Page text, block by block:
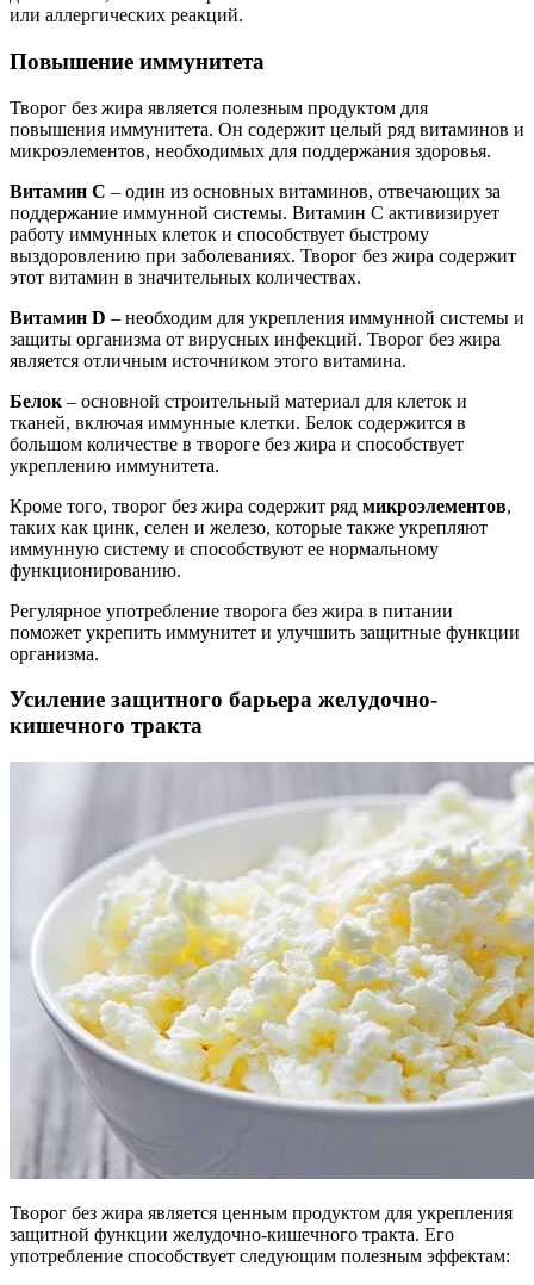
или аллергических реакций.
Повышение иммунитета
Творог без жира является полезным продуктом для
повышения иммунитета. Он содержит целый ряд витаминов и
микроэлементов, необходимых для поддержания здоровья.
Витамин С – один из основных витаминов, отвечающих за
поддержание иммунной системы. Витамин С активизирует
работу иммунных клеток и способствует быстрому
выздоровлению при заболеваниях. Творог без жира содержит
этот витамин в значительных количествах.
Витамин D – необходим для укрепления иммунной системы и
защиты организма от вирусных инфекций. Творог без жира
является отличным источником этого витамина.
Белок – основной строительный материал для клеток и
тканей, включая иммунные клетки. Белок содержится в
большом количестве в твороге без жира и способствует
укреплению иммунитета.
Кроме того, творог без жира содержит ряд микроэлементов,
таких как цинк, селен и железо, которые также укрепляют
иммунную систему и способствуют ее нормальному
функционированию.
Регулярное употребление творога без жира в питании
поможет укрепить иммунитет и улучшить защитные функции
организма.
Усиление защитного барьера желудочно-
кишечного тракта
Творог без жира является ценным продуктом для укрепления
защитной функции желудочно-кишечного тракта. Его
употребление способствует следующим полезным эффектам: